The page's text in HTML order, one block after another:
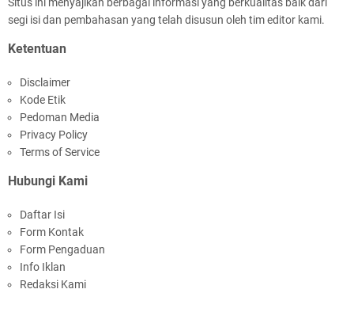
segi isi dan pembahasan yang telah disusun oleh tim editor kami.
Ketentuan
Disclaimer
Kode Etik
Pedoman Media
Privacy Policy
Terms of Service
Hubungi Kami
Daftar Isi
Form Kontak
Form Pengaduan
Info Iklan
Redaksi Kami